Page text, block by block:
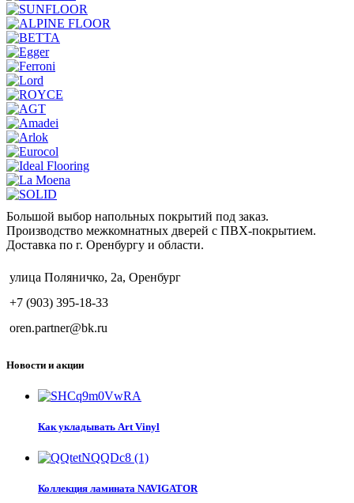
Большой выбор напольных покрытий под заказ.
Производство межкомнатных дверей с ПВХ-покрытием.
Доставка по г. Оренбургу и области.
улица Поляничко, 2а, Оренбург
+7 (903) 395-18-33
oren.partner@bk.ru
Новости и акции
Как укладывать Art Vinyl
Коллекция ламината NAVIGATOR